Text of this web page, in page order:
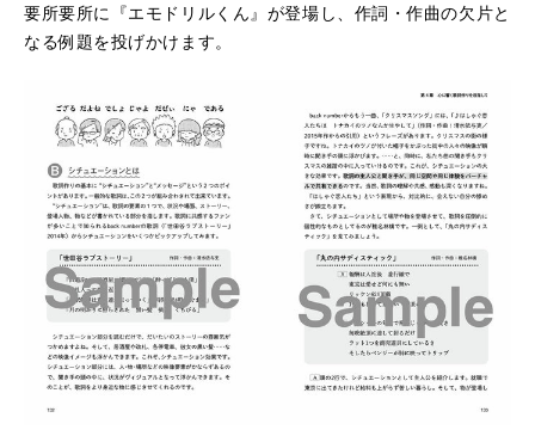
要所要所に『エモドリルくん』が登場し、作詞・作曲の欠片と
なる例題を投げかけます。